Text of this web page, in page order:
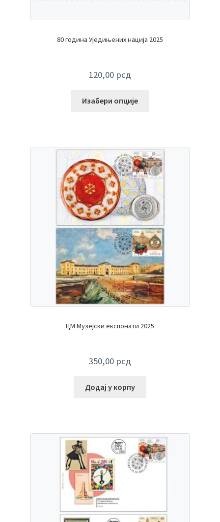
80 година Уједињених нација 2025
120,00 рсд
Изабери опције
ЦМ Музејски експонати 2025
350,00 рсд
Додај у корпу